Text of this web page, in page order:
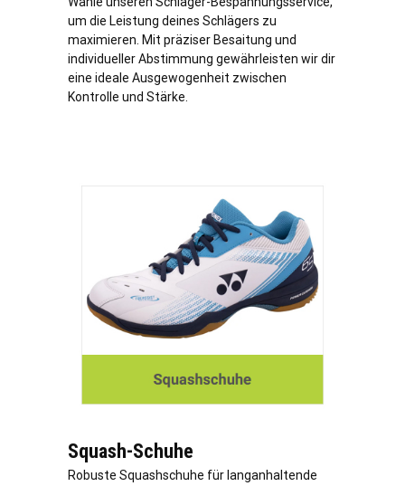
um die Leistung deines Schlägers zu
maximieren. Mit präziser Besaitung und
individueller Abstimmung gewährleisten wir dir
eine ideale Ausgewogenheit zwischen
Kontrolle und Stärke.
Squash-Schuhe
Robuste Squashschuhe für langanhaltende